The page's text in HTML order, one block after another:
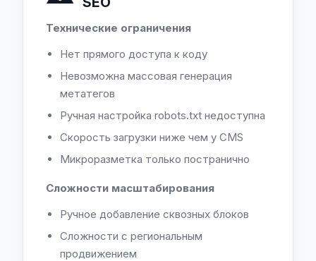
Технические ограничения
Нет прямого доступа к коду
Невозможна массовая генерация
метатегов
Ручная настройка robots.txt недоступна
Скорость загрузки ниже чем у CMS
Микроразметка только постранично
Сложности масштабирования
Ручное добавление сквозных блоков
Сложности с региональным
продвижением